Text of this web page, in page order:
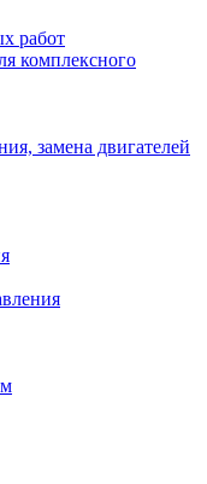
работ
комплексного
замена двигателей